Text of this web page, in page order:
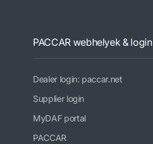
PACCAR webhelyek & login
Dealer login: paccar.net
Supplier login
MyDAF portal
PACCAR